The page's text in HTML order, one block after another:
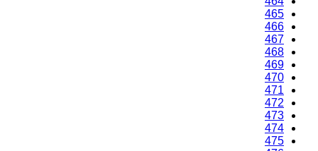
465
466
467
468
469
470
471
472
473
474
475